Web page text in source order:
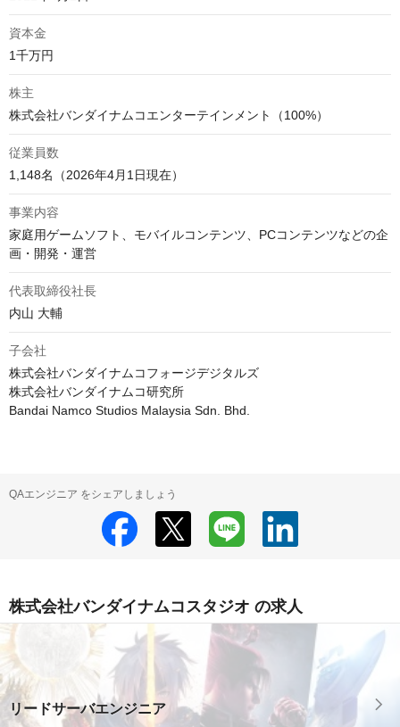
資本金
株主
従業員数
1,148名（2026年4月1日現在）
事業内容
家庭用ゲームソフト、モバイルコンテンツ、PCコンテンツなどの企
代表取締役社長
内山 大輔
子会社
株式会社バンダイナムコフォージデジタルズ
株式会社バンダイナムコ研究所
Bandai Namco Studios Malaysia Sdn. Bhd.
QAエンジニア をシェアしましょう
株式会社バンダイナムコスタジオ の求人
リードサーバエンジニア